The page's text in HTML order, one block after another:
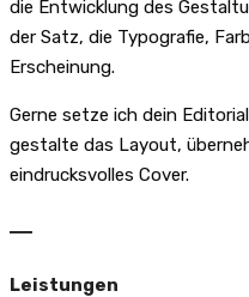
die Entwicklung des
der Satz, die Typografie,
Erscheinung.
Gerne setze ich dein
gestalte das Layout,
eindrucksvolles Cover.
―
Leistungen